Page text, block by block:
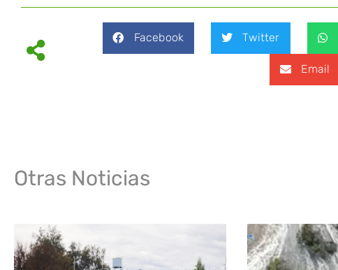
Facebook Twitter
Email
Otras Noticias